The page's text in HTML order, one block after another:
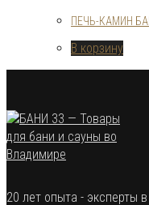
ПЕЧЬ-КАМИН
В корзину
20 лет опыта - эксперты